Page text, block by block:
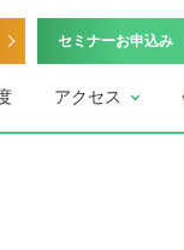
セミナーお申込み
アクセス